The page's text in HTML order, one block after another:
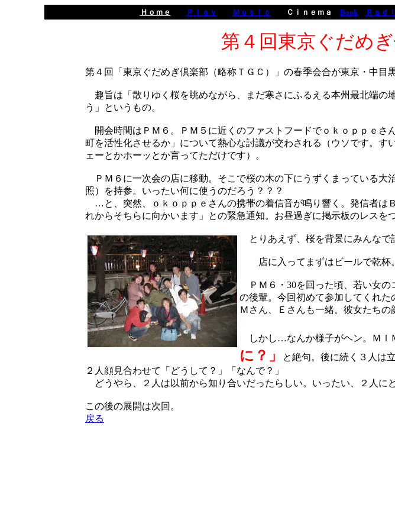
Ｈｏｍｅ Ｐｌａｙ Ｍｕｓｉｃ Ｃｉｎｅｍａ Book Ｒａｄ
第４回東京ぐだめ
第４回「東京ぐだめぎ倶楽部（略称ＴＧＣ）」の春季会合が東京・中目
趣旨は「散りゆく桜を眺めながら、まだ寒さにふるえる本州最北端の
う」というもの。
開会時間はＰＭ６。ＰＭ５に近くのファストフードでｏｋｏｐｐｅさ
町を活性化させるか」について熱心な討議が交わされる（ウソです。
ェーとかホーッとか言ってただけです）。
ＰＭ６に一次会の店に移動。そこで桜の木の下にうずくまっている大
照）を持参。いったい何に使うのだろう？？？
…と、突然、ｏｋｏｐｐｅさんの携帯の着信音が鳴り響く。発信者は
れからそちらに向かいます」との緊急通知。お昼過ぎに掲示板のレスを
とりあえず、桜を背景にみんなで
店に入ってまずはビールで乾杯
ＰＭ６・30を回った頃、若い女の
の後輩。今回初めて参加してくれ
Ｍさん、Ｅさんも一緒。彼女たちの
しかし…なんか様子がヘン。ＭＩ
に？」
と絶句。後に続く３人は
２人顔見合わせて「どうして？」「なんで？」
どうやら、２人は以前から知り合いだったらしい。いったい、２人に
この後の展開は次回。
戻る